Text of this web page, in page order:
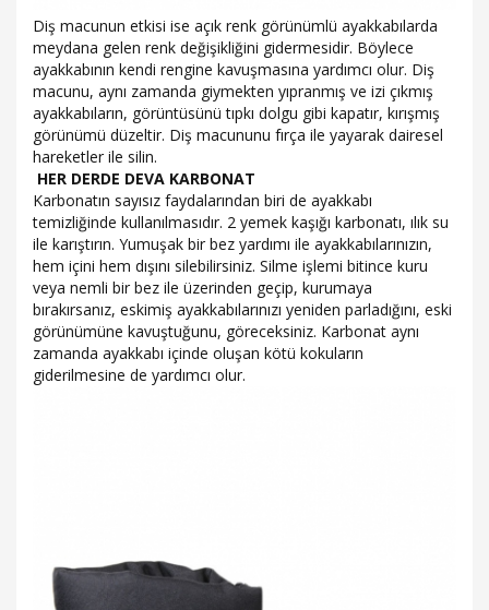
Diş macunun etkisi ise açık renk görünümlü ayakkabılarda
meydana gelen renk değişikliğini gidermesidir. Böylece
ayakkabının kendi rengine kavuşmasına yardımcı olur. Diş
macunu, aynı zamanda giymekten yıpranmış ve izi çıkmış
ayakkabıların, görüntüsünü tıpkı dolgu gibi kapatır, kırışmış
görünümü düzeltir. Diş macununu fırça ile yayarak dairesel
hareketler ile silin.
HER DERDE DEVA KARBONAT
Karbonatın sayısız faydalarından biri de ayakkabı
temizliğinde kullanılmasıdır. 2 yemek kaşığı karbonatı, ılık su
ile karıştırın. Yumuşak bir bez yardımı ile ayakkabılarınızın,
hem içini hem dışını silebilirsiniz. Silme işlemi bitince kuru
veya nemli bir bez ile üzerinden geçip, kurumaya
bırakırsanız, eskimiş ayakkabılarınızı yeniden parladığını, eski
görünümüne kavuştuğunu, göreceksiniz. Karbonat aynı
zamanda ayakkabı içinde oluşan kötü kokuların
giderilmesine de yardımcı olur.